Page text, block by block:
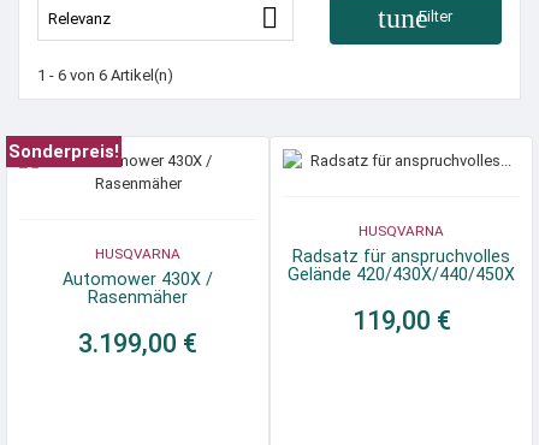
Relevanz  tuneFilter
1 - 6 von 6 Artikel(n)
Sonderpreis!
HUSQVARNA
Automower 430X /
Rasenmäher
3.199,00 €
HUSQVARNA
Radsatz für anspruchvolles
Gelände 420/430X/440/450X
119,00 €